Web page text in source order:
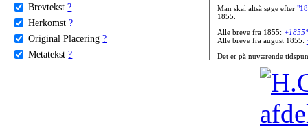
Brevtekst ?
Herkomst ?
Original Placering ?
Metatekst ?
Man skal altså søge efter
1855.
Alle breve fra 1855:
Alle breve fra august 1855:
Det er på nuværende